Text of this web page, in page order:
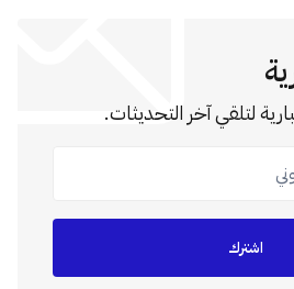
لتلقي آخر التحديثات.
اشترك